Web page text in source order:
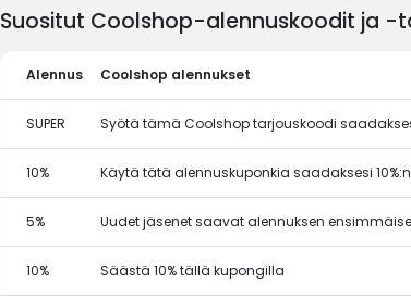
Suositut Coolshop-alennuskoodit ja -
Alennus Coolshop alennukset
SUPER Syötä tämä Coolshop tarjouskoodi
10% Käytä tätä alennuskuponkia saadaksesi
5% Uudet jäsenet saavat alennuksen
10% Säästä 10% tällä kupongilla